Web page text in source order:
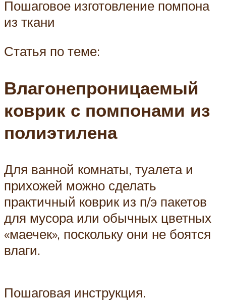
Пошаговое изготовление помпона
из ткани
Статья по теме:
Влагонепроницаемый
коврик с помпонами из
полиэтилена
Для ванной комнаты, туалета и
прихожей можно сделать
практичный коврик из п/э пакетов
для мусора или обычных цветных
«маечек», поскольку они не боятся
влаги.
Пошаговая инструкция.